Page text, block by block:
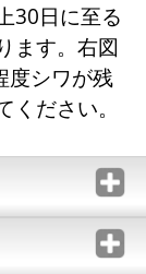
30日に至る
ます。右図
度シワが残
ださい。